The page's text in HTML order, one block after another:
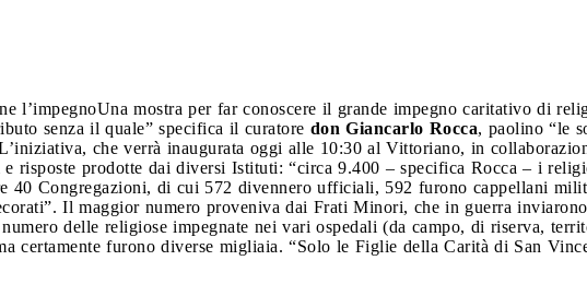
l’impegnoUna mostra per far conoscere il grande impegno caritativo di
senza il quale” specifica il curatore don Giancarlo Rocca, paolino “le
che verrà inaugurata oggi alle 10:30 al Vittoriano, in
risposte prodotte dai diversi Istituti: “circa 9.400 – specifica Rocca – i
40 Congregazioni, di cui 572 divennero ufficiali, 592 furono cappellani
Il maggior numero proveniva dai Frati Minori, che in guerra
delle religiose impegnate nei vari ospedali (da campo, di riserva,
certamente furono diverse migliaia. “Solo le Figlie della Carità di San